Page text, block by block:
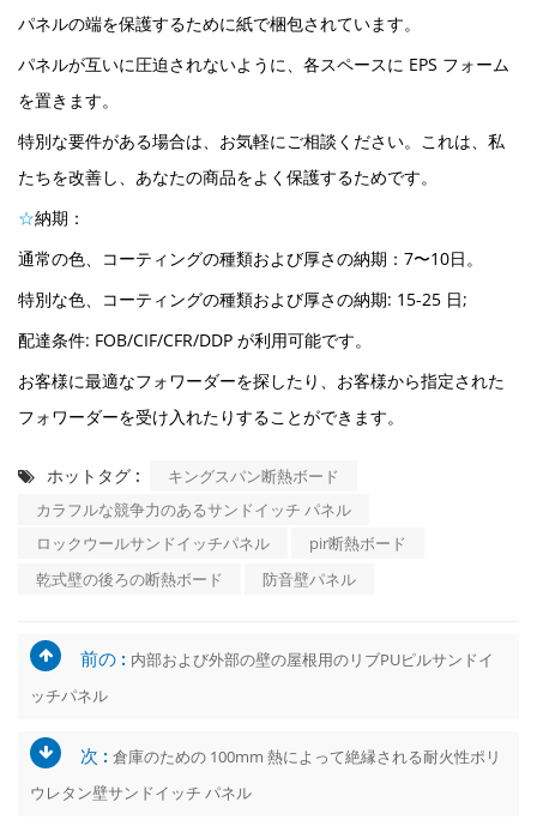
パネルの端を保護するために紙で梱包されています。
パネルが互いに圧迫されないように、各スペースに EPS フォーム
を置きます。
特別な要件がある場合は、お気軽にご相談ください。これは、私
たちを改善し、あなたの商品をよく保護するためです。
☆納期 ：
通常の色、コーティングの種類および厚さの納期：7〜10日。
特別な色、コーティングの種類および厚さの納期: 15-25 日;
配達条件: FOB/CIF/CFR/DDP が利用可能です。
お客様に最適なフォワーダーを探したり、お客様から指定された
フォワーダーを受け入れたりすることができます。
ホットタグ :
キングスパン断熱ボード
カラフルな競争力のあるサンドイッチ パネル
ロックウールサンドイッチパネル
pir断熱ボード
乾式壁の後ろの断熱ボード
防音壁パネル
前の : 内部および外部の壁の屋根用のリブPUピルサンドイ
ッチパネル
次 : 倉庫のための 100mm 熱によって絶縁される耐火性ポリ
ウレタン壁サンドイッチ パネル